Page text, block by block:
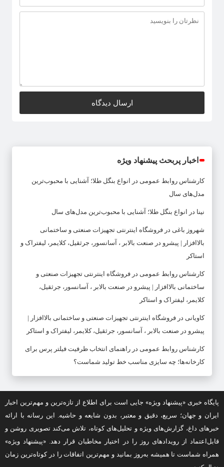
اخبار پربحث پیشنهاد ویژه
کارشناس روابط عمومی در
انواع بنگل طلا؛ آشنایی با محبوب‌ترین
مدل‌های سال
نینا در انواع بنگل طلا؛ آشنایی با محبوب‌ترین مدل‌های سال
شهروز باغی در فروشگاه اینترنتی تجهیزات صنعتی و ساختمانی
بالاافزار | پیشرو در صنعت بالابر ، آسانسور، جرثقیل، کلایمر، لیفتراک و
استاکر
کارشناس روابط عمومی در فروشگاه اینترنتی تجهیزات صنعتی و
ساختمانی بالاافزار | پیشرو در صنعت بالابر ، آسانسور، جرثقیل،
کلایمر، لیفتراک و استاکر
کاویانی در فروشگاه اینترنتی تجهیزات صنعتی و ساختمانی بالاافزار |
پیشرو در صنعت بالابر ، آسانسور، جرثقیل، کلایمر، لیفتراک و استاکر
کارشناس روابط عمومی در راهنمای انتخاب ظرفیت فیلتر پرس برای
کارخانه‌ها؛ چه سایزی مناسب خط تولید شماست؟
پایگاه خبری «پیشنهاد ویژه» جایی است برای اطلاع از تازه‌ترین و مهم‌ترین اخبار
ایران و جهان؛ سریع، دقیق و معتبر، بدون شایعه و حاشیه. این رسانه با ارائه
خبرهای داغ، گزارش‌های ویژه و تحلیل‌های کوتاه، تلاش می‌کند تصویری روشن و
قابل‌اعتماد از رویدادهای روز را در اختیار مخاطبان قرار دهد. «پیشنهاد ویژه»
همراه شماست تا همیشه به‌روز بمانید و مهم‌ترین اتفاقات را در کوتاه‌ترین زمان